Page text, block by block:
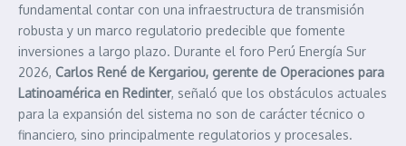
fundamental contar con una infraestructura de transmisión
robusta y un marco regulatorio predecible que fomente
inversiones a largo plazo. Durante el foro Perú Energía Sur
2026, Carlos René de Kergariou, gerente de Operaciones para
Latinoamérica en Redinter, señaló que los obstáculos actuales
para la expansión del sistema no son de carácter técnico o
financiero, sino principalmente regulatorios y procesales.